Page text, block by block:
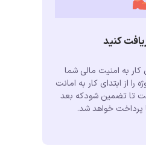
کنید
کار به امنیت مالی شما
از ابتدای کار به امانت
تا تضمین شودکه بعد
پرداخت خواهد شد.